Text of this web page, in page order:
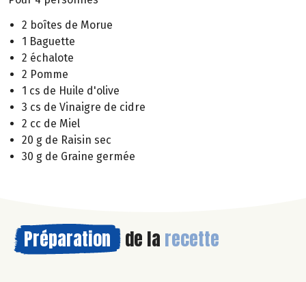
2 boîtes de Morue
1 Baguette
2 échalote
2 Pomme
1 cs de Huile d'olive
3 cs de Vinaigre de cidre
2 cc de Miel
20 g de Raisin sec
30 g de Graine germée
Préparation de la recette